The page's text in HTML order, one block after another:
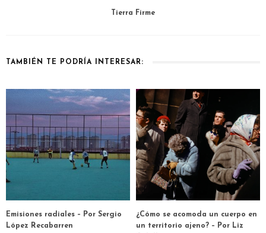
Tierra Firme
TAMBIÉN TE PODRÍA INTERESAR:
Emisiones radiales – Por Sergio
López Recabarren
¿Cómo se acomoda un cuerpo en
un territorio ajeno? – Por Liz